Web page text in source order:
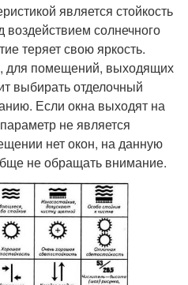
является стойкость
солнечного
теряет свою яркость.
для помещений, выходящих
выбирать отделочный
Если окна выходят на
не является
нет окон, на данную
не обращать внимание.